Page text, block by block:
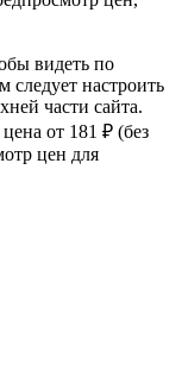
видеть по
настроить
части сайта.
от 181 ₽ (без
цен для